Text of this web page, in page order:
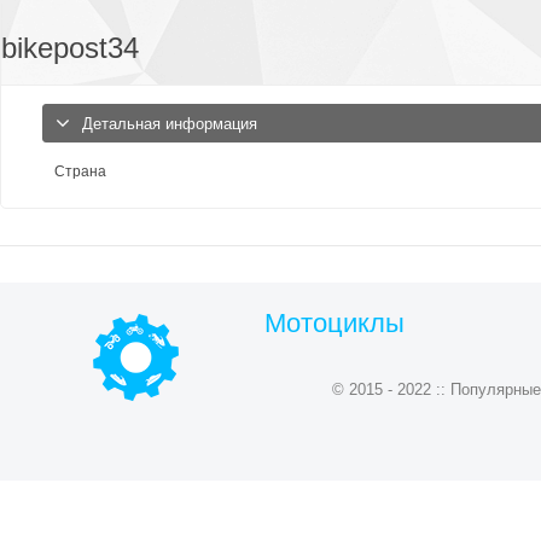
bikepost34
Детальная информация
Страна
Мотоциклы
© 2015 - 2022 ::